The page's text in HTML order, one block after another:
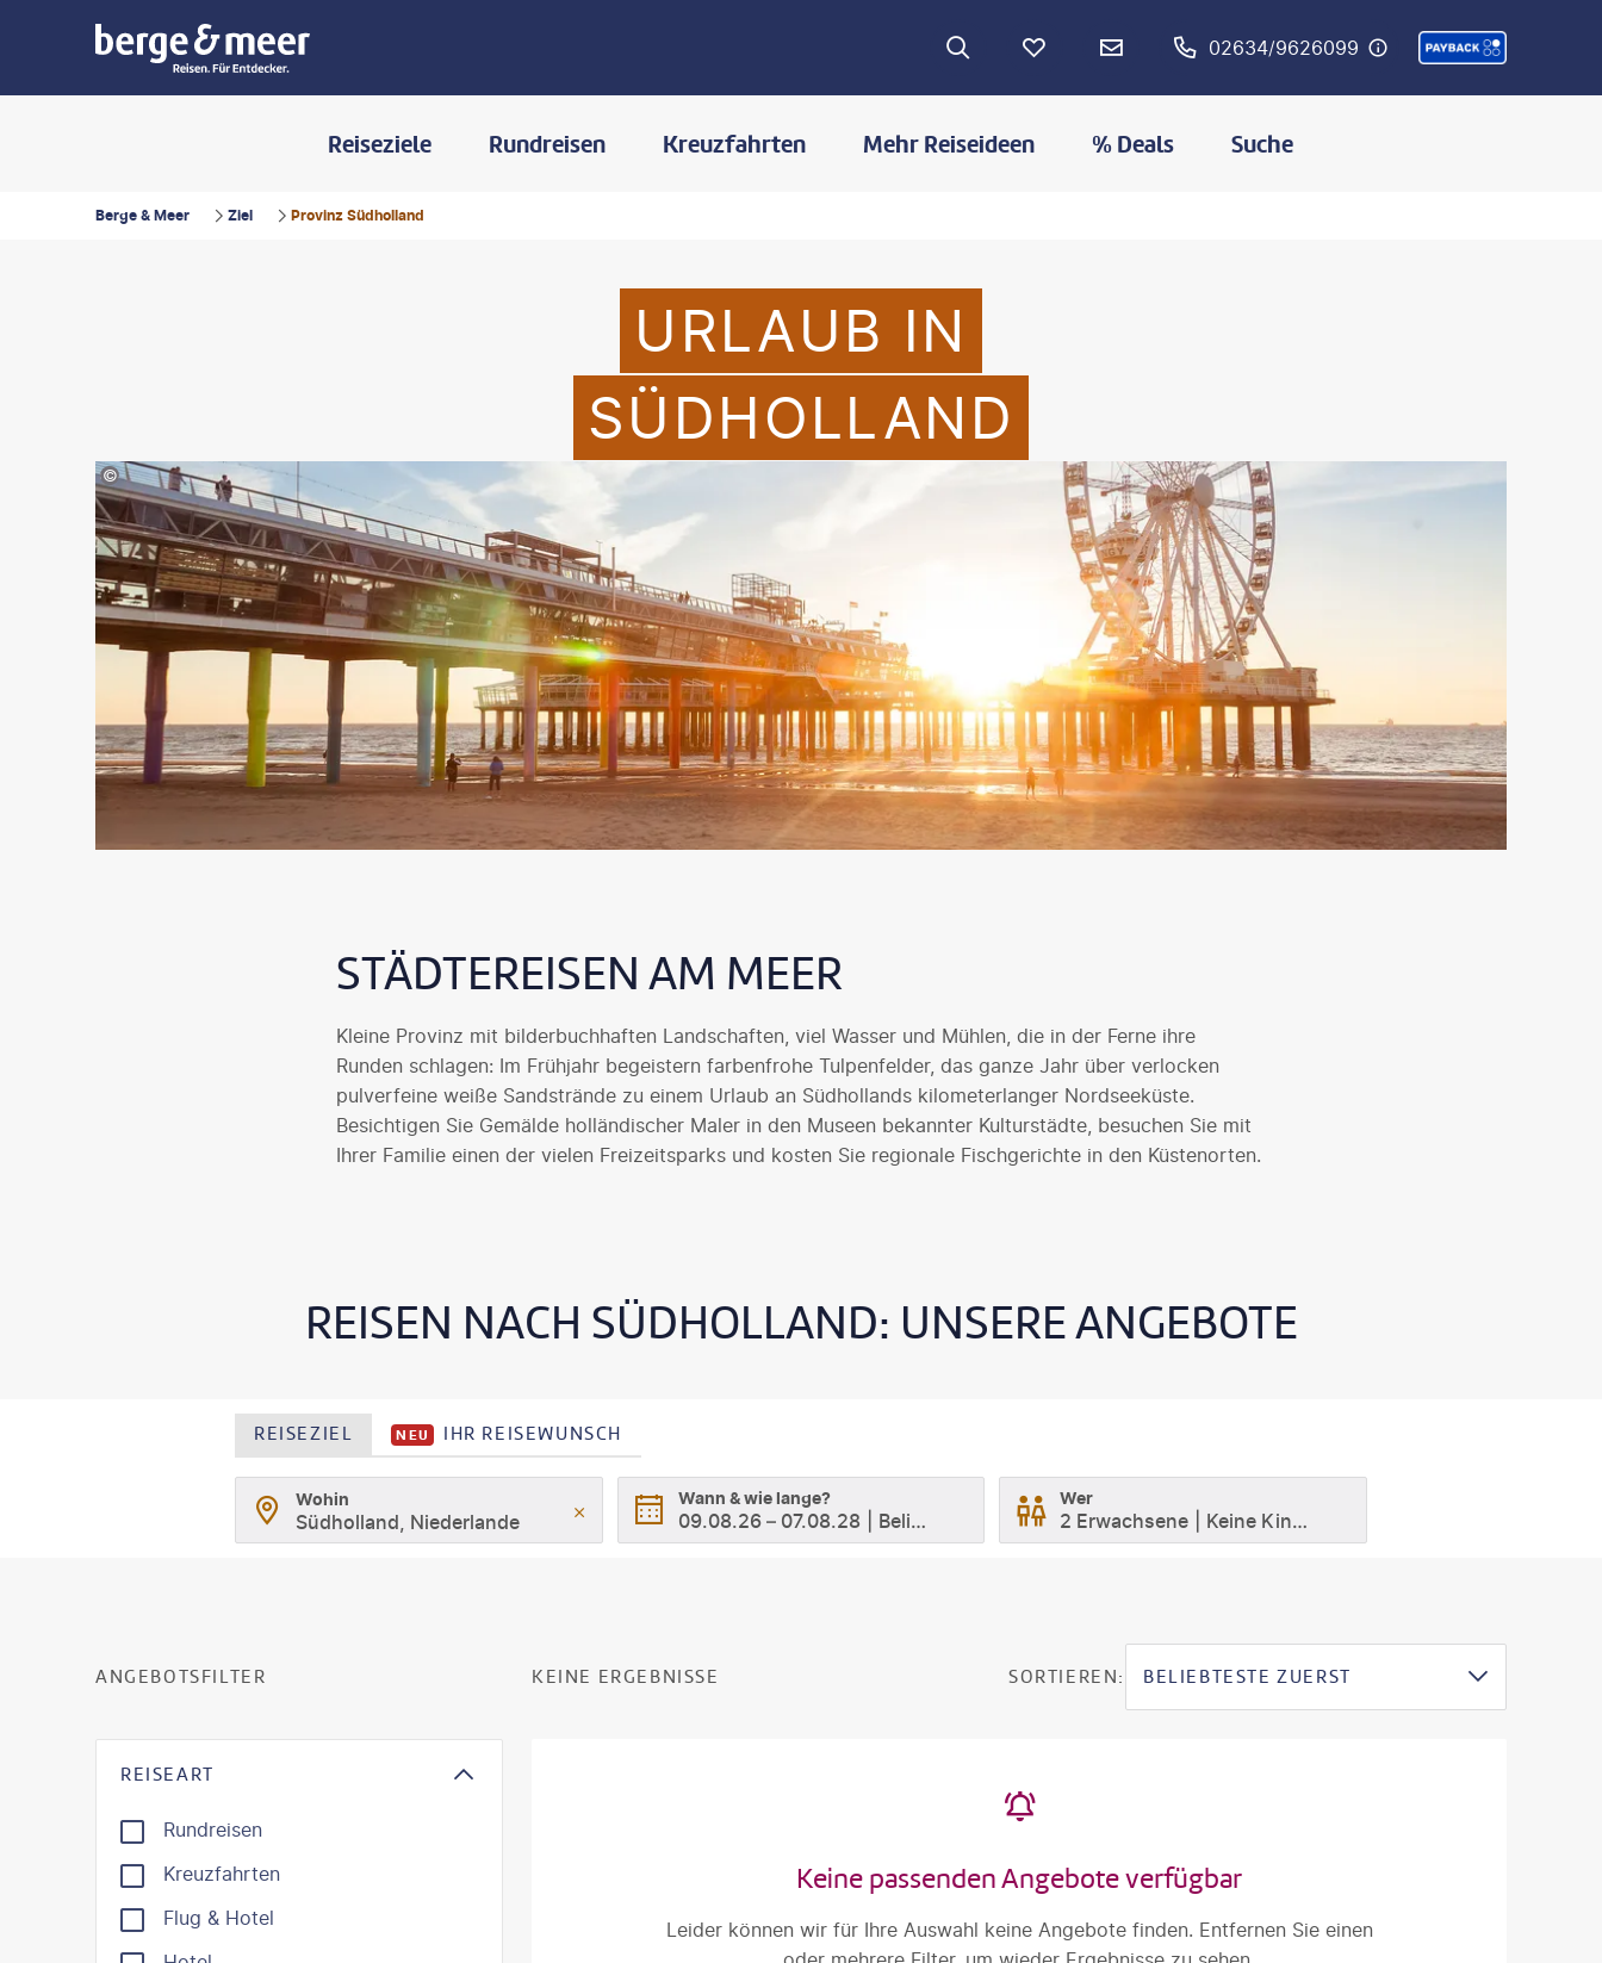
02634/9626099
Reiseziele Rundreisen Kreuzfahrten Mehr Reiseideen % Deals Suche
Berge & Meer Ziel Provinz Südholland
URLAUB IN
SÜDHOLLAND
©fotolupa-gty
STÄDTEREISEN AM MEER
Kleine Provinz mit bilderbuchhaften Landschaften, viel Wasser und Mühlen, die in der Ferne ihre
Runden schlagen: Im Frühjahr begeistern farbenfrohe Tulpenfelder, das ganze Jahr über verlocken
pulverfeine weiße Sandstrände zu einem Urlaub an Südhollands kilometerlanger Nordseeküste.
Besichtigen Sie Gemälde holländischer Maler in den Museen bekannter Kulturstädte, besuchen Sie mit
Ihrer Familie einen der vielen Freizeitsparks und kosten Sie regionale Fischgerichte in den Küstenorten.
REISEN NACH SÜDHOLLAND: UNSERE ANGEBOTE
REISEZIEL NEU IHR REISEWUNSCH
Wohin
Südholland, Niederlande
Wann & wie lange?
09.08.26– 07.08.28 Beliebig
Wer
2 Erwachsene Keine Kinder
ANGEBOTSFILTER
REISEART
Rundreisen
Kreuzfahrten
Flug & Hotel
KEINE ERGEBNISSE SORTIEREN: BELIEBTESTE ZUERST
Keine passenden Angebote verfügbar
Leider können wir für Ihre Auswahl keine Angebote finden. Entfernen Sie einen